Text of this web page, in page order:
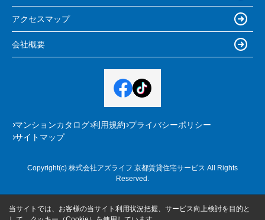
アクセスマップ
会社概要
マンションカタログ 利用規約 プライバシーポリシー
サイトマップ
Copyright(c) 株式会社アズライフ 京都賃貸住宅サービス All Rights
Reserved.
当サイトでは、お客様の当サイト利用状況把握、サービス向上検討を目的と